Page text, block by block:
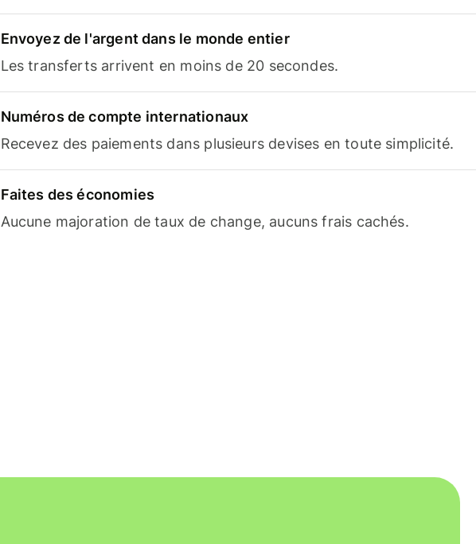
Envoyez de l'argent dans le monde entier
Les transferts arrivent en moins de 20 secondes.
Numéros de compte internationaux
Recevez des paiements dans plusieurs devises en toute simplicité.
Faites des économies
Aucune majoration de taux de change, aucuns frais cachés.